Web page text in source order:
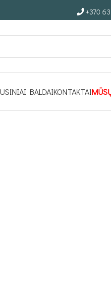
+370
BALDAIKONTAKTAI